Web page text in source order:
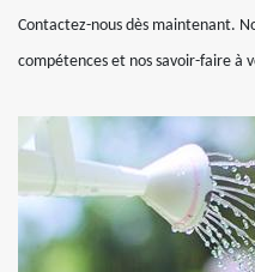
Contactez-nous dès maintenant.
compétences et nos savoir-faire à